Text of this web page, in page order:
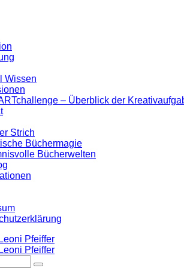
Wissen
– Überblick der
Strich
Büchermagie
Bücherwelten